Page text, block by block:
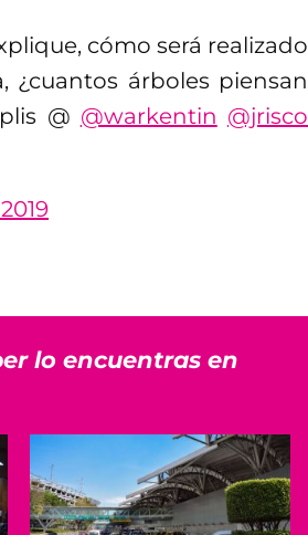
cómo será realizado
¿cuantos árboles piensan
@ @warkentin @jrisco
lo encuentras en